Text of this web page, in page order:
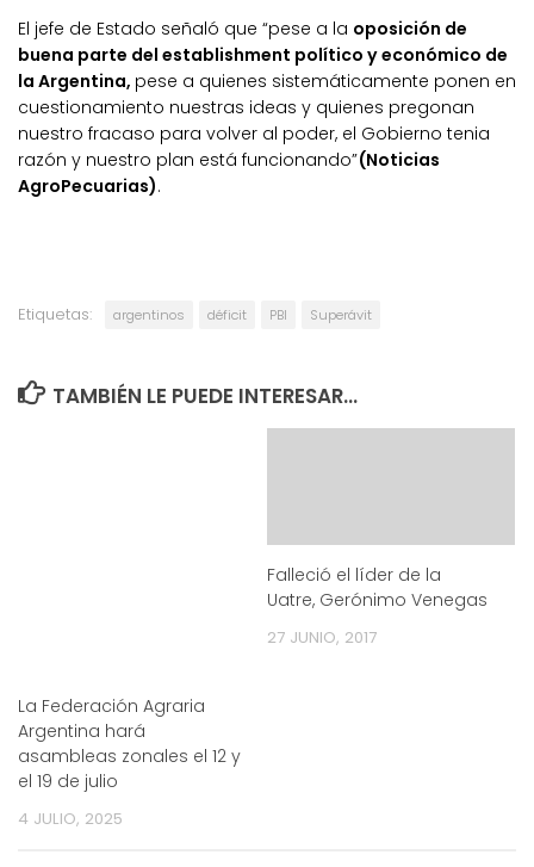
El jefe de Estado señaló que “pese a la oposición de
buena parte del establishment político y económico de
la Argentina, pese a quienes sistemáticamente ponen en
cuestionamiento nuestras ideas y quienes pregonan
nuestro fracaso para volver al poder, el Gobierno tenia
razón y nuestro plan está funcionando”(Noticias
AgroPecuarias).
Etiquetas: argentinos déficit PBI Superávit
TAMBIÉN LE PUEDE INTERESAR...
La Federación Agraria
Argentina hará
asambleas zonales el 12 y
el 19 de julio
4 JULIO, 2025
Falleció el líder de la
Uatre, Gerónimo Venegas
27 JUNIO, 2017